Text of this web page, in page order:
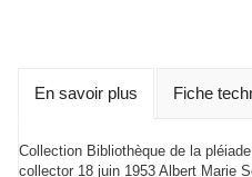
En savoir plus Fiche
Collection Bibliothèque de la
collector 18 juin 1953 Albert Marie